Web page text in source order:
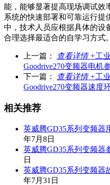
能，能够显著提高现场调试效
系统的快速部署和可靠运行提
中，技术人员应根据具体的设
合理选择最适合的自学习方式。
上一篇： 查看详情 +工
Goodrive270变频器电机
下一篇：
查看详情 +工
Goodrive270变频器速度
相关推荐
英威腾GD35系列变频器
年7月8日
英威腾GD35系列变频器
日
英威腾GD35系列变频器
年7月31日